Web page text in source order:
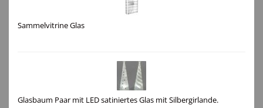
Sammelvitrine Glas
Glasbaum Paar mit LED satiniertes Glas mit Silbergirlande.